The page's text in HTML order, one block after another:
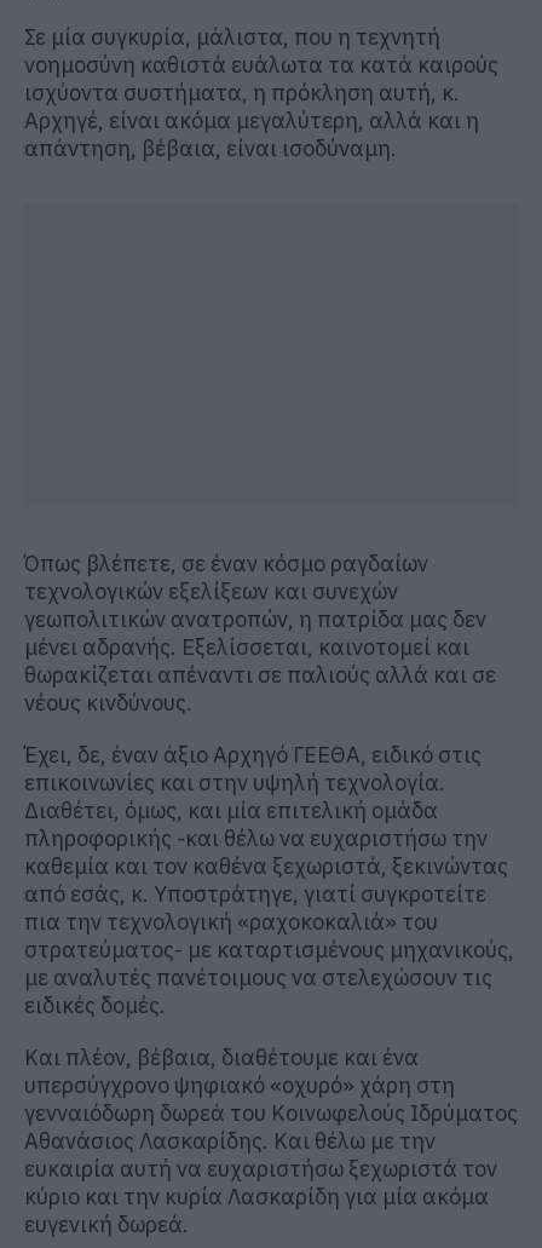
Σε μία συγκυρία, μάλιστα, που η τεχνητή
νοημοσύνη καθιστά ευάλωτα τα κατά καιρούς
ισχύοντα συστήματα, η πρόκληση αυτή, κ.
Αρχηγέ, είναι ακόμα μεγαλύτερη, αλλά και η
απάντηση, βέβαια, είναι ισοδύναμη.
Όπως βλέπετε, σε έναν κόσμο ραγδαίων
τεχνολογικών εξελίξεων και συνεχών
γεωπολιτικών ανατροπών, η πατρίδα μας δεν
μένει αδρανής. Εξελίσσεται, καινοτομεί και
θωρακίζεται απέναντι σε παλιούς αλλά και σε
νέους κινδύνους.
Έχει, δε, έναν άξιο Αρχηγό ΓΕΕΘΑ, ειδικό στις
επικοινωνίες και στην υψηλή τεχνολογία.
Διαθέτει, όμως, και μία επιτελική ομάδα
πληροφορικής -και θέλω να ευχαριστήσω την
καθεμία και τον καθένα ξεχωριστά, ξεκινώντας
από εσάς, κ. Υποστράτηγε, γιατί συγκροτείτε
πια την τεχνολογική «ραχοκοκαλιά» του
στρατεύματος- με καταρτισμένους μηχανικούς,
με αναλυτές πανέτοιμους να στελεχώσουν τις
ειδικές δομές.
Και πλέον, βέβαια, διαθέτουμε και ένα
υπερσύγχρονο ψηφιακό «οχυρό» χάρη στη
γενναιόδωρη δωρεά του Κοινωφελούς Ιδρύματος
Αθανάσιος Λασκαρίδης. Και θέλω με την
ευκαιρία αυτή να ευχαριστήσω ξεχωριστά τον
κύριο και την κυρία Λασκαρίδη για μία ακόμα
ευγενική δωρεά.